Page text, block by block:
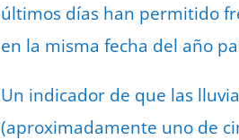
últimos días han permitido
en la misma fecha del año
Un indicador de que las
(aproximadamente uno de